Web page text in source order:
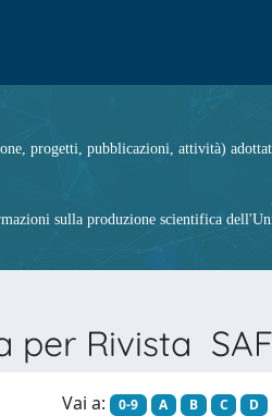
progetti, pubblicazioni, attività)
sulla produzione scientifica
per Rivista
Vai a: 0-9 A B C D